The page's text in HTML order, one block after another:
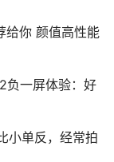
给你 颜值高性能
负一屏体验：好
小单反，经常拍